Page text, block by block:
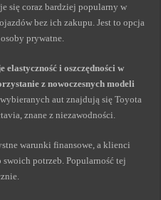
się coraz bardziej popularny w
bez ich zakupu. Jest to opcja
prywatne.
elastyczność i oszczędności w
z nowoczesnych modeli
aut znajdują się Toyota
znane z niezawodności.
warunki finansowe, a klienci
swoich potrzeb. Popularność tej